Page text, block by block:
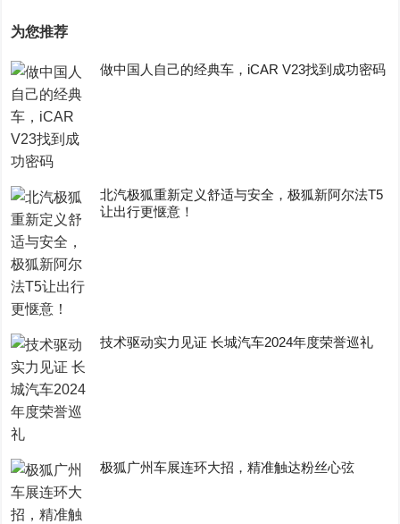
为您推荐
做中国人自己的经典车，iCAR V23找到成功密码
​北汽极狐重新定义舒适与安全，极狐新阿尔法T5
让出行更惬意！
技术驱动实力见证 长城汽车2024年度荣誉巡礼
极狐广州车展连环大招，精准触达粉丝心弦